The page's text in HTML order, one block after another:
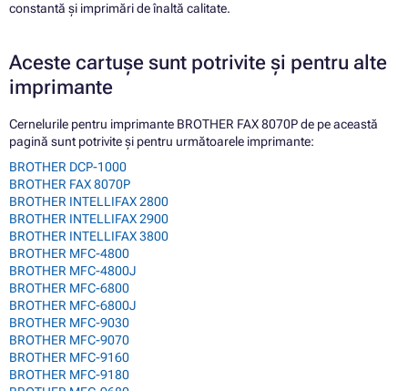
constantă și imprimări de înaltă calitate.
Aceste cartușe sunt potrivite și pentru alte
imprimante
Cernelurile pentru imprimante BROTHER FAX 8070P de pe această
pagină sunt potrivite și pentru următoarele imprimante:
BROTHER DCP-1000
BROTHER FAX 8070P
BROTHER INTELLIFAX 2800
BROTHER INTELLIFAX 2900
BROTHER INTELLIFAX 3800
BROTHER MFC-4800
BROTHER MFC-4800J
BROTHER MFC-6800
BROTHER MFC-6800J
BROTHER MFC-9030
BROTHER MFC-9070
BROTHER MFC-9160
BROTHER MFC-9180